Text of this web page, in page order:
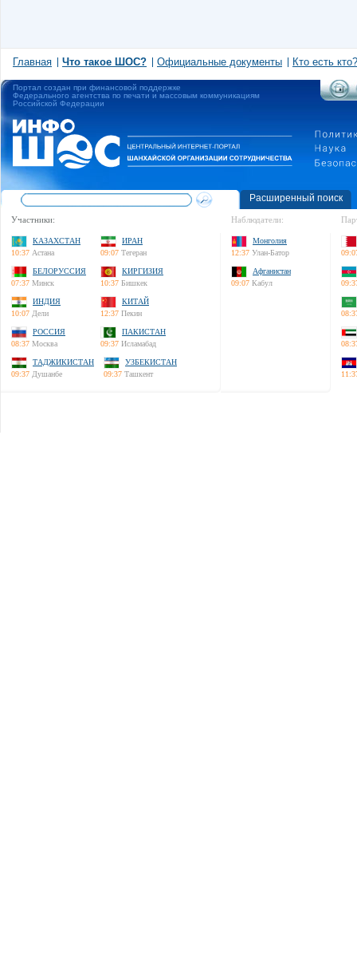
Главная Что такое ШОС? Официальные документы Кто есть кто?
Портал создан при финансовой поддержке
Федерального агентства по печати и массовым коммуникациям
Российской Федерации
Расширенный поиск
Участники:
КАЗАХСТАН
10:37 Астана
ИРАН
09:07 Тегеран
БЕЛОРУССИЯ
07:37 Минск
КИРГИЗИЯ
10:37 Бишкек
ИНДИЯ
10:07 Дели
КИТАЙ
12:37 Пекин
РОССИЯ
08:37 Москва
ПАКИСТАН
09:37 Исламабад
ТАДЖИКИСТАН
09:37 Душанбе
УЗБЕКИСТАН
09:37 Ташкент
Наблюдатели:
Монголия
12:37 Улан-Батор
Афганистан
09:07 Кабул